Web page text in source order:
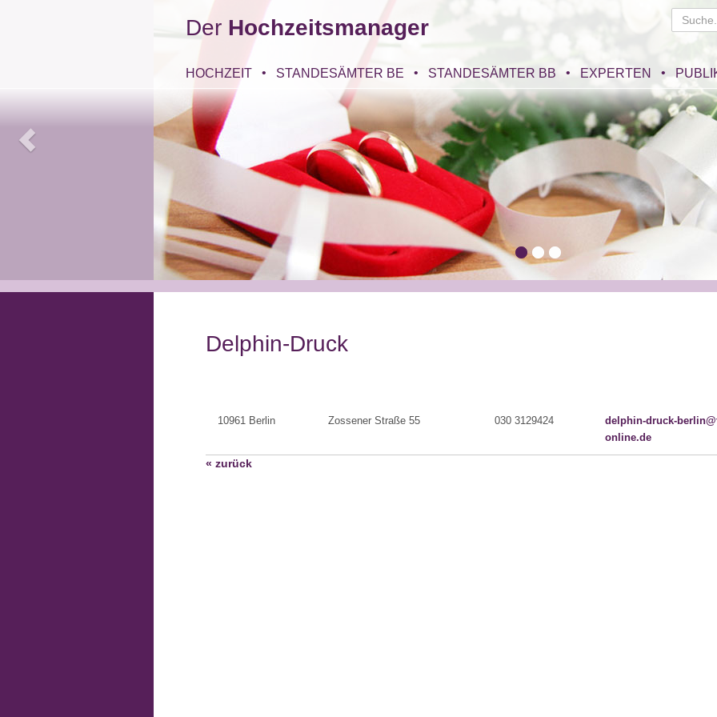
Der Hochzeitsmanager
HOCHZEIT STANDESÄMTER BE STANDESÄMTER BB EXPERTEN
Delphin-Druck
10961 Berlin Zossener Straße 55 030 3129424
delphin-druck-
online.de
« zurück